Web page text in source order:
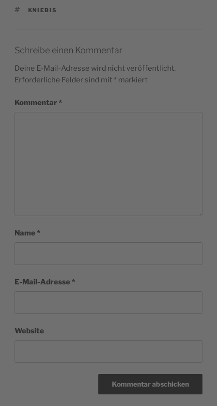
SCHLAGWÖRTER
KNIEBIS
Schreibe einen Kommentar
Deine E-Mail-Adresse wird nicht veröffentlicht.
Erforderliche Felder sind mit * markiert
Kommentar *
Name*
E-Mail-Adresse*
Website